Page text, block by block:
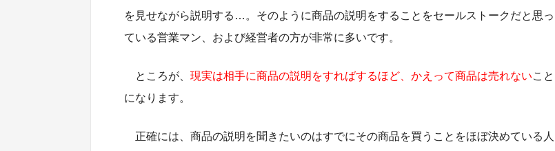
を見せながら説明する…。そのように商品の説明をすることをセールストークだと思っ
ている営業マン、および経営者の方が非常に多いです。
ところが、 現実は相手に商品の説明をすればするほど、かえって商品は売れないこと
になります。
正確には、商品の説明を聞きたいのはすでにその商品を買うことをほぼ決めている人